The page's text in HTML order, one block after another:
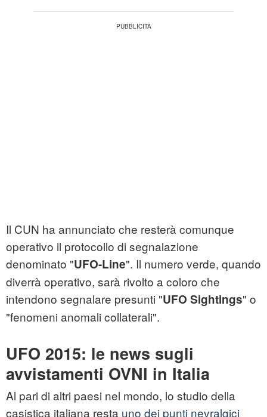
Il CUN ha annunciato che resterà comunque
operativo il protocollo di segnalazione
denominato "UFO-Line". Il numero verde, quando
diverrà operativo, sarà rivolto a coloro che
intendono segnalare presunti "UFO Sightings" o
"fenomeni anomali collaterali".
UFO 2015: le news sugli
avvistamenti OVNI in Italia
Al pari di altri paesi nel mondo, lo studio della
casistica italiana resta uno dei punti nevralgici